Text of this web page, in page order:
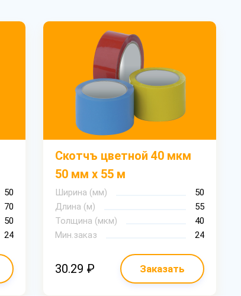
50
70
50
24
Скотчъ цветной 40 мкм
50 мм х 55 м
Ширина (мм)
50
Длина (м)
55
Толщина (мкм)
40
Мин.заказ
24
30.29 ₽ Заказать